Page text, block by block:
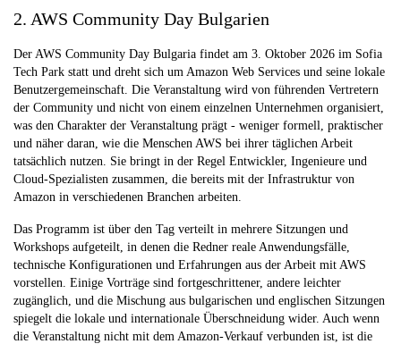
2. AWS Community Day Bulgarien
Der AWS Community Day Bulgaria findet am 3. Oktober 2026 im Sofia
Tech Park statt und dreht sich um Amazon Web Services und seine lokale
Benutzergemeinschaft. Die Veranstaltung wird von führenden Vertretern
der Community und nicht von einem einzelnen Unternehmen organisiert,
was den Charakter der Veranstaltung prägt - weniger formell, praktischer
und näher daran, wie die Menschen AWS bei ihrer täglichen Arbeit
tatsächlich nutzen. Sie bringt in der Regel Entwickler, Ingenieure und
Cloud-Spezialisten zusammen, die bereits mit der Infrastruktur von
Amazon in verschiedenen Branchen arbeiten.
Das Programm ist über den Tag verteilt in mehrere Sitzungen und
Workshops aufgeteilt, in denen die Redner reale Anwendungsfälle,
technische Konfigurationen und Erfahrungen aus der Arbeit mit AWS
vorstellen. Einige Vorträge sind fortgeschrittener, andere leichter
zugänglich, und die Mischung aus bulgarischen und englischen Sitzungen
spiegelt die lokale und internationale Überschneidung wider. Auch wenn
die Veranstaltung nicht mit dem Amazon-Verkauf verbunden ist, ist die